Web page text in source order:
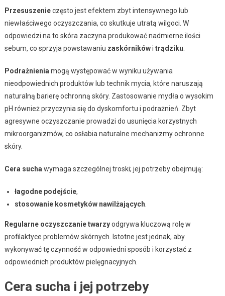
Przesuszenieczęsto jest efektem zbyt intensywnego lub
niewłaściwego oczyszczania, co skutkuje utratą wilgoci. W
odpowiedzi na to skóra zaczyna produkować nadmierne ilości
sebum, co sprzyja powstawaniu zaskórnikówi trądziku
Podrażnienia mogą występować w wyniku używania
nieodpowiednich produktów lub technik mycia, które naruszają
naturalną barierę ochronną skóry. Zastosowanie mydła o wysokim
pH również przyczynia się do dyskomfortu i podrażnień. Zbyt
agresywne oczyszczanie prowadzi do usunięcia korzystnych
mikroorganizmów, co osłabia naturalne mechanizmy ochronne
skóry.
Cera sucha wymaga szczególnej troski; jej potrzeby obejmują:
łagodne podejście,
stosowanie kosmetyków nawilżających
Regularne oczyszczanie twarzyodgrywa kluczową rolę w
profilaktyce problemów skórnych. Istotne jest jednak, aby
wykonywać tę czynność w odpowiedni sposób i korzystać z
odpowiednich produktów pielęgnacyjnych.
Cera sucha i jej potrzeby